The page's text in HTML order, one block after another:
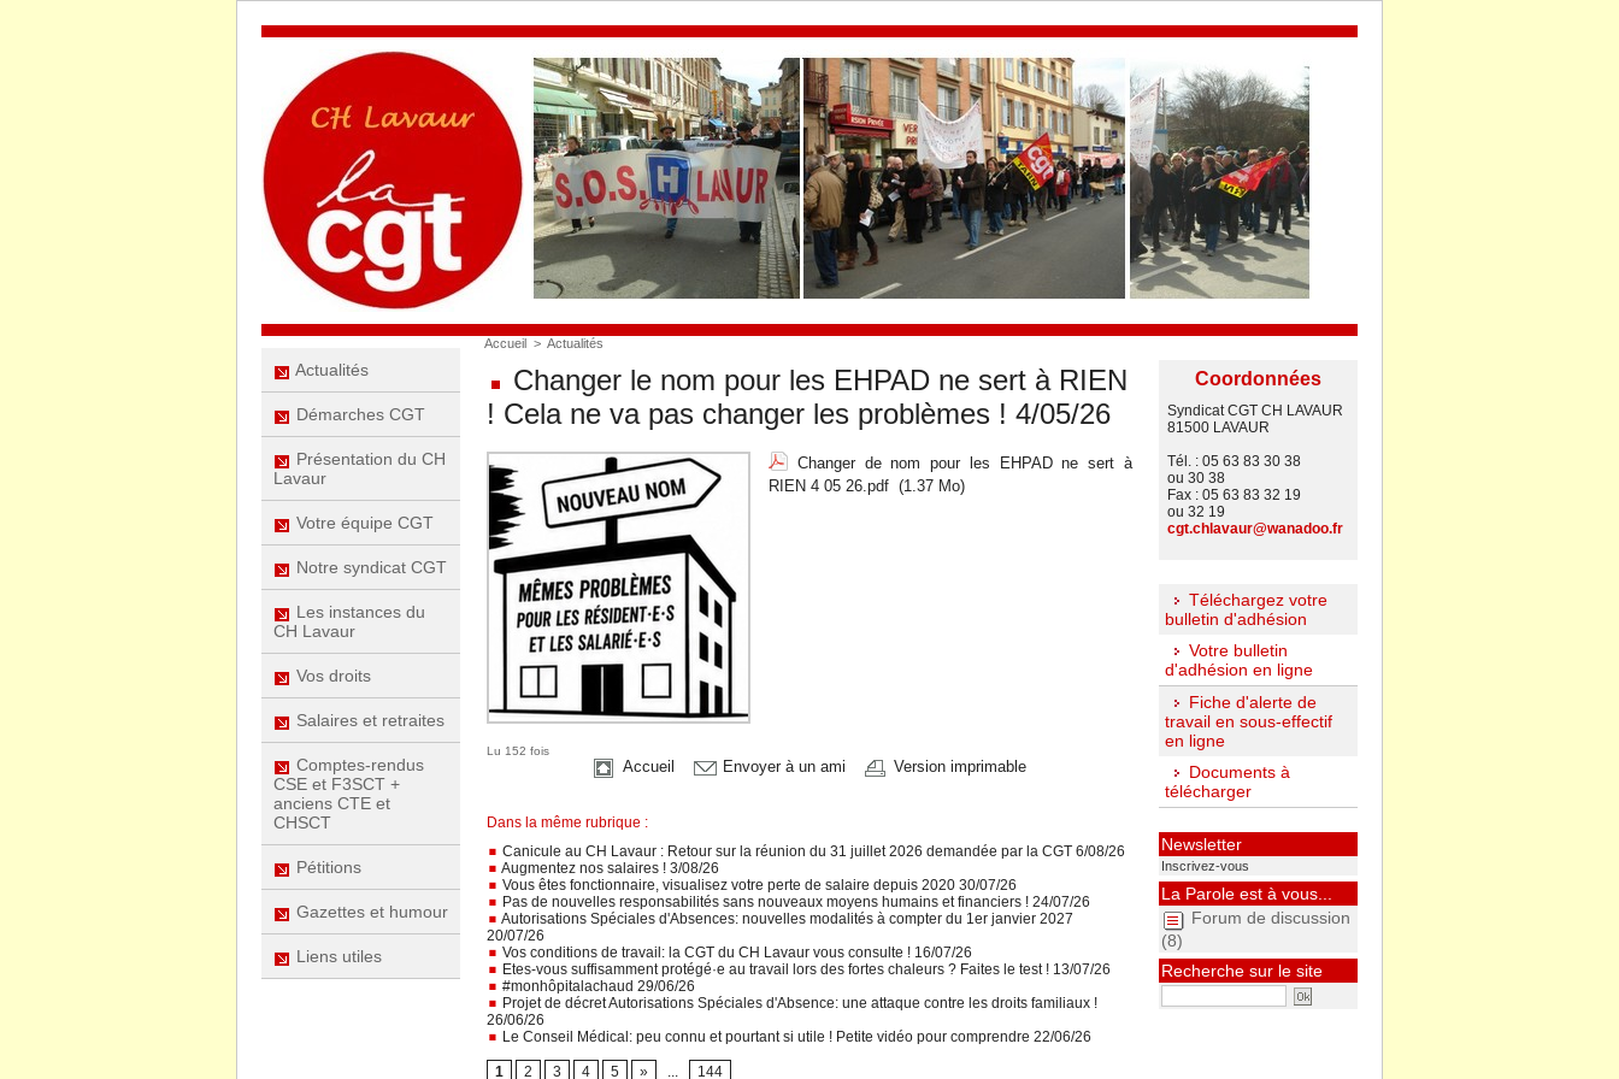
Actualités
Démarches CGT
Présentation du CH
Lavaur
Votre équipe CGT
Notre syndicat CGT
Les instances du
CH Lavaur
Vos droits
Salaires et retraites
Comptes-rendus
CSE et F3SCT +
anciens CTE et
CHSCT
Pétitions
Gazettes et humour
Liens utiles
Accueil > Actualités
Changer le nom pour les EHPAD ne sert à RIEN
! Cela ne va pas changer les problèmes ! 4/05/26
Changer de nom pour les EHPAD ne sert à
RIEN 4 05 26.pdf (1.37 Mo)
Lu 152 fois
Accueil Envoyer à un ami Version imprimable
Dans la même rubrique :
Canicule au CH Lavaur : Retour sur la réunion du 31 juillet 2026 demandée par la CGT 6/08/26
Augmentez nos salaires ! 3/08/26
Vous êtes fonctionnaire, visualisez votre perte de salaire depuis 2020 30/07/26
Pas de nouvelles responsabilités sans nouveaux moyens humains et financiers ! 24/07/26
Autorisations Spéciales d'Absences: nouvelles modalités à compter du 1er janvier 2027
20/07/26
Vos conditions de travail: la CGT du CH Lavaur vous consulte ! 16/07/26
Etes-vous suffisamment protégé·e au travail lors des fortes chaleurs ? Faites le test ! 13/07/26
#monhôpitalachaud 29/06/26
Projet de décret Autorisations Spéciales d'Absence: une attaque contre les droits familiaux !
26/06/26
Le Conseil Médical: peu connu et pourtant si utile ! Petite vidéo pour comprendre 22/06/26
1 2 3 4 5 » 144
Coordonnées
Syndicat CGT CH LAVAUR
81500 LAVAUR
Tél. : 05 63 83 30 38
ou 30 38
Fax : 05 63 83 32 19
ou 32 19
cgt.chlavaur@wanadoo.fr
Téléchargez votre
bulletin d'adhésion
Votre bulletin
d'adhésion en ligne
Fiche d'alerte de
travail en sous-effectif
en ligne
Documents à
télécharger
Newsletter
Inscrivez-vous
La Parole est à vous...
Forum de discussion
(8)
Recherche sur le site